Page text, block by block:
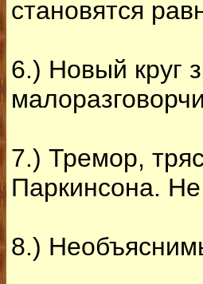
становятся
6.) Новый круг
7.) Тремор,
Паркинсона.
8.)